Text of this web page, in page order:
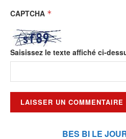
CAPTCHA *
Saisissez le texte affiché ci-
BES BI LE